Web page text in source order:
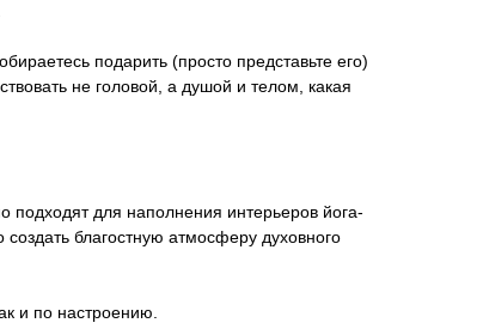
подарить (просто представьте его)
не головой, а душой и телом, какая
подходят для наполнения интерьеров йога-
благостную атмосферу духовного
и по настроению.